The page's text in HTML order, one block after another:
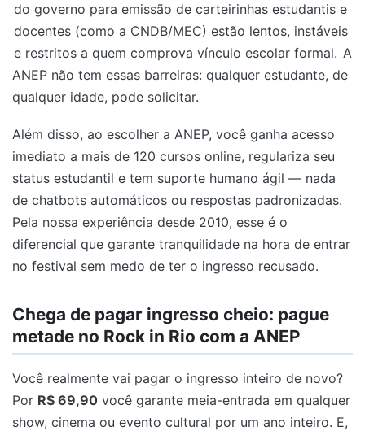
do governo para emissão de carteirinhas estudantis e
docentes (como a CNDB/MEC) estão lentos, instáveis
e restritos a quem comprova vínculo escolar formal. A
ANEP não tem essas barreiras: qualquer estudante, de
qualquer idade, pode solicitar.
Além disso, ao escolher a ANEP, você ganha acesso
imediato a mais de 120 cursos online, regulariza seu
status estudantil e tem suporte humano ágil — nada
de chatbots automáticos ou respostas padronizadas.
Pela nossa experiência desde 2010, esse é o
diferencial que garante tranquilidade na hora de entrar
no festival sem medo de ter o ingresso recusado.
Chega de pagar ingresso cheio: pague
metade no Rock in Rio com a ANEP
Você realmente vai pagar o ingresso inteiro de novo?
Por R$ 69,90 você garante meia-entrada em qualquer
show, cinema ou evento cultural por um ano inteiro. E,